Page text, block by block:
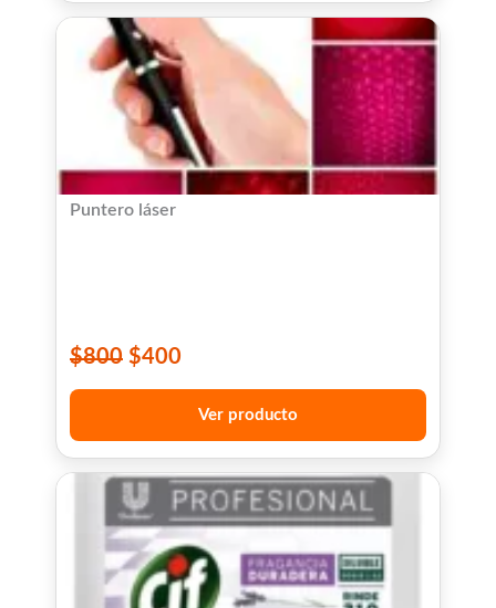
Puntero láser
$800 $400
Ver producto